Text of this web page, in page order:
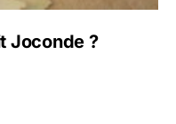
Joconde ?